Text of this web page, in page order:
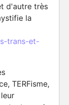
d'autre très
la
trans-et-
TERFisme,